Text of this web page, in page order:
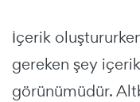
İçerik
gereken şey
görünümüdür.